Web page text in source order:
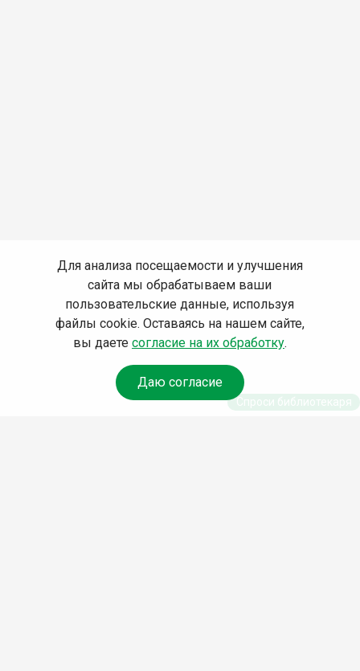
Для анализа посещаемости и улучшения
сайта мы обрабатываем ваши
пользовательские данные, используя
файлы cookie. Оставаясь на нашем сайте,
вы даете согласие на их обработку.
Даю согласие
Спроси библиотекаря